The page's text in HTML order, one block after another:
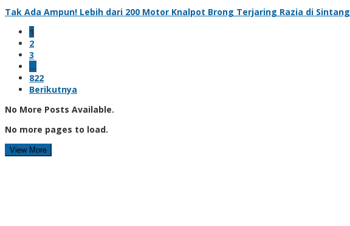
Tak Ada Ampun! Lebih dari 200 Motor Knalpot Brong Terjaring Razia di Sintang
1
2
3
…
822
Berikutnya
No More Posts Available.
No more pages to load.
View More